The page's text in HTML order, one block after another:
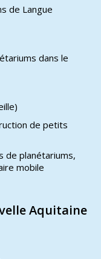
de Langue
dans le
de petits
de planétariums,
mobile
Aquitaine